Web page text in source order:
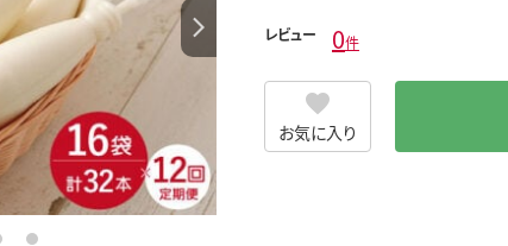
7 8
レビュー 0件
お気に入り